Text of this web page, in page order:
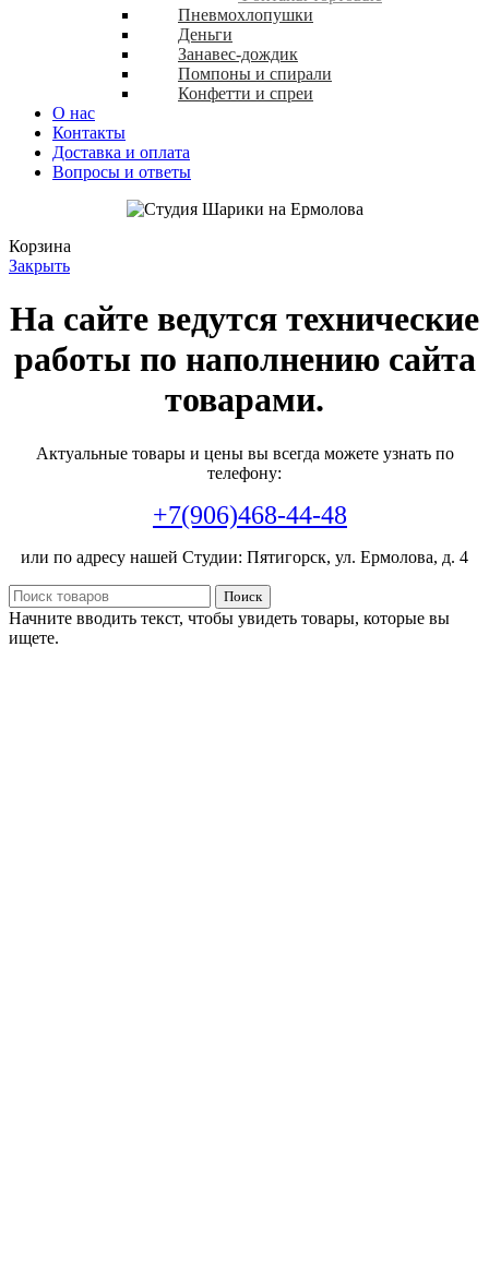
Пневмохлопушки
Деньги
Занавес-дождик
Помпоны и спирали
Конфетти и спреи
О нас
Контакты
Доставка и оплата
Вопросы и ответы
Корзина
Закрыть
На сайте ведутся технические
работы по наполнению сайта
товарами.
Актуальные товары и цены вы всегда можете узнать по
телефону:
+7(906)468-44-48
или по адресу нашей Студии: Пятигорск, ул. Ермолова, д. 4
Поиск
Начните вводить текст, чтобы увидеть товары, которые вы
ищете.